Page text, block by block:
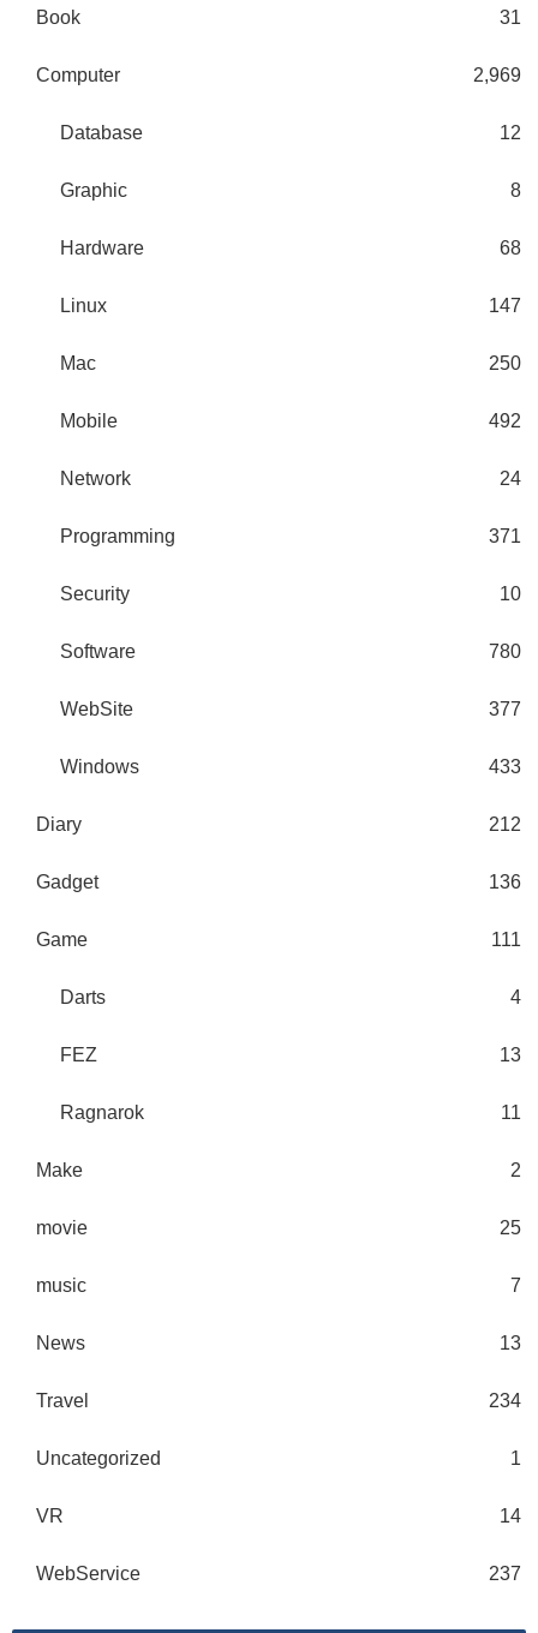
Book 31
Computer 2,969
Database 12
Graphic 8
Hardware 68
Linux 147
Mac 250
Mobile 492
Network 24
Programming 371
Security 10
Software 780
WebSite 377
Windows 433
Diary 212
Gadget 136
Game 111
Darts 4
FEZ 13
Ragnarok 11
Make 2
movie 25
music 7
News 13
Travel 234
Uncategorized 1
VR 14
WebService 237